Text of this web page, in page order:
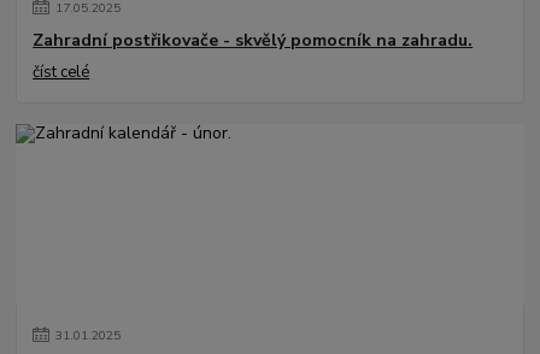
17.05.2025
Zahradní postřikovače - skvělý pomocník na zahradu.
číst celé
31.01.2025